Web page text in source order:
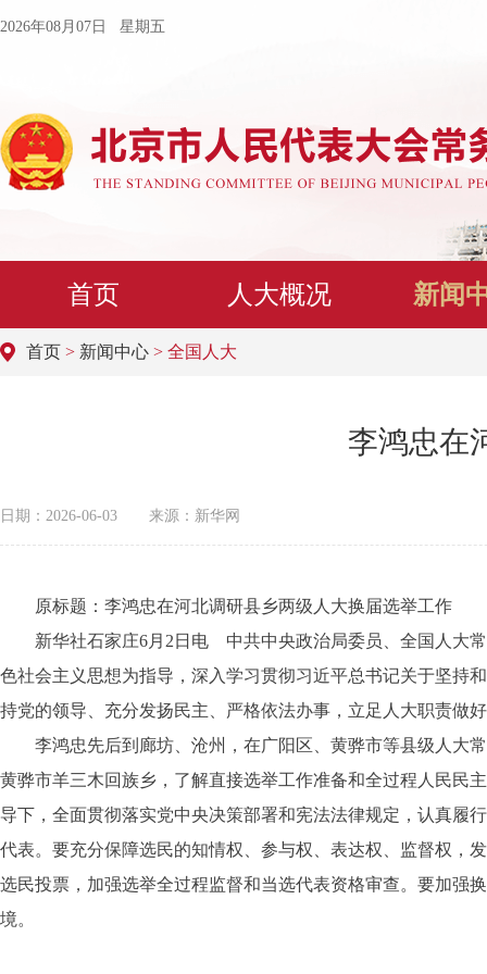
2026年08月07日 星期五
首页 人大概况 新闻
首页 > 新闻中心 > 全国人大
李鸿忠在
日期：2026-06-03 来源：新华网
原标题：李鸿忠在河北调研县乡两级人大换届选举工作
新华社石家庄6月2日电 中共中央政治局委员、全国人大常
色社会主义思想为指导，深入学习贯彻习近平总书记关于坚持
持党的领导、充分发扬民主、严格依法办事，立足人大职责做
李鸿忠先后到廊坊、沧州，在广阳区、黄骅市等县级人大常
黄骅市羊三木回族乡，了解直接选举工作准备和全过程人民民
导下，全面贯彻落实党中央决策部署和宪法法律规定，认真履
代表。要充分保障选民的知情权、参与权、表达权、监督权，
选民投票，加强选举全过程监督和当选代表资格审查。要加强
境。